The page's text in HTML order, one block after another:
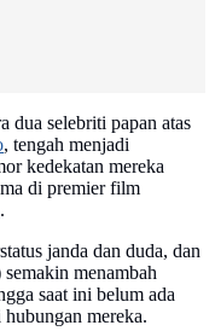
dua selebriti papan atas
, tengah menjadi
kedekatan mereka
di premier film
.
janda dan duda, dan
menambah
saat ini belum ada
mereka.